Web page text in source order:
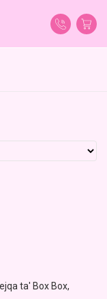
ta' Box Box,